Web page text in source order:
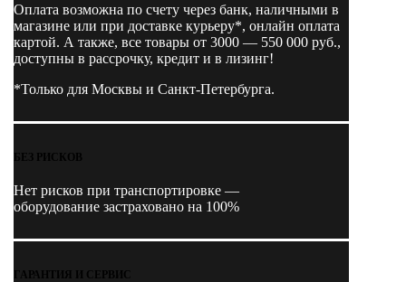
Оплата возможна по счету через банк, наличными в
магазине или при доставке курьеру*, онлайн оплата
картой. А также, все товары от 3000 — 550 000 руб.,
доступны в рассрочку, кредит и в лизинг!
*Только для Москвы и Санкт-Петербурга.
БЕЗ РИСКОВ
Нет рисков при транспортировке —
оборудование застраховано на 100%
ГАРАНТИЯ И СЕРВИС